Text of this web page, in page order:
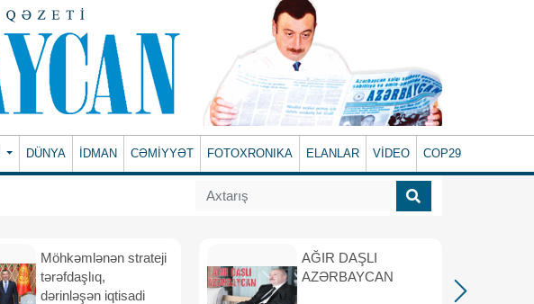
DÜNYA İDMAN CƏMİYYƏT FOTOXRONIKA ELANLAR VİDEO COP29
Möhkəmlənən strateji
tərəfdaşlıq,
dərinləşən iqtisadi
AĞIR DAŞLI
AZƏRBAYCAN